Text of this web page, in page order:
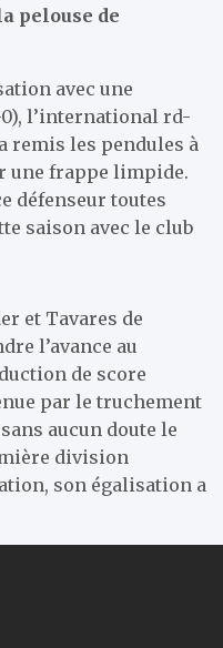
pelouse de
avec une
l’international rd-
remis les pendules à
une frappe limpide.
défenseur toutes
saison avec le club
et Tavares de
l’avance au
de score
par le truchement
aucun doute le
division
son égalisation a